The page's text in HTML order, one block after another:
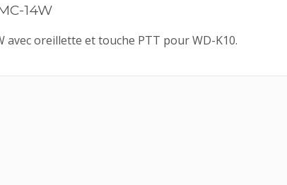
14W
avec oreillette et touche PTT pour WD-K10.